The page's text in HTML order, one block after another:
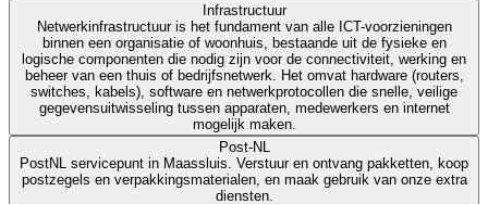
Infrastructuur
Netwerkinfrastructuur is het fundament van alle ICT-voorzieningen
binnen een organisatie of woonhuis, bestaande uit de fysieke en
logische componenten die nodig zijn voor de connectiviteit, werking en
beheer van een thuis of bedrijfsnetwerk. Het omvat hardware (routers,
switches, kabels), software en netwerkprotocollen die snelle, veilige
gegevensuitwisseling tussen apparaten, medewerkers en internet
mogelijk maken.
Post-NL
PostNL servicepunt in Maassluis. Verstuur en ontvang pakketten, koop
postzegels en verpakkingsmaterialen, en maak gebruik van onze extra
diensten.